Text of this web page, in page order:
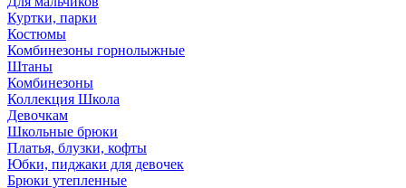
Куртки, парки
Костюмы
Комбинезоны горнолыжные
Штаны
Комбинезоны
Коллекция Школа
Девочкам
Школьные брюки
Платья, блузки, кофты
Юбки, пиджаки для девочек
Брюки утепленные